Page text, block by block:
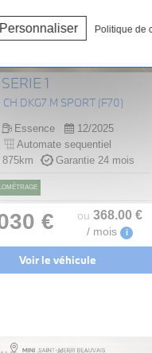
1
CH DKG7 M SPORT (F70)
Essence
12/2025
Automate sequentiel
Garantie 24 mois
€ ou368.00 €
/ mois i
Voir le véhicule
Personnaliser Politique de